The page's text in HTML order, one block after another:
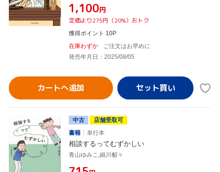
¥1,100円
定価より275円（20%）おトク
獲得ポイント 10P
在庫わずか
ご注文はお早めに
発売年月日：2025/08/05
カートへ追加
中古
店舗受取可
書籍
単行本
相談するってむずかしい
青山ゆみこ,細川貂々